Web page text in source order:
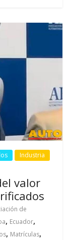
Industria
valor
de
, Ecuador,
, Matrículas,